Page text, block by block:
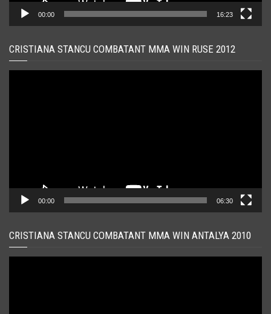
00:00 16:23
CRISTIANA STANCU COMBATANT MMA WIN RUSE 2012
00:00 06:30
CRISTIANA STANCU COMBATANT MMA WIN ANTALYA 2010